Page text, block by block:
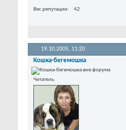
Вес репутации 42
19.10.2005, 11:20
Кошка-бегемошка
Читатель